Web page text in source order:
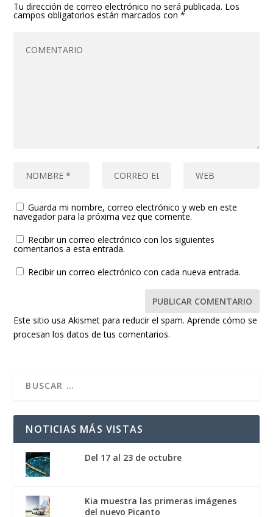
Tu dirección de correo electrónico no será publicada. Los
campos obligatorios están marcados con*
Guarda mi nombre, correo electrónico y web en este
navegador para la próxima vez que comente.
Recibir un correo electrónico con los siguientes
comentarios a esta entrada.
Recibir un correo electrónico con cada nueva entrada.
Este sitio usa Akismet para reducir el spam.Aprende cómo se
procesan los datos de tus comentarios.
NOTICIAS MÁS VISTAS
Del 17 al 23 de octubre
Kia muestra las primeras imágenes
del nuevo Picanto